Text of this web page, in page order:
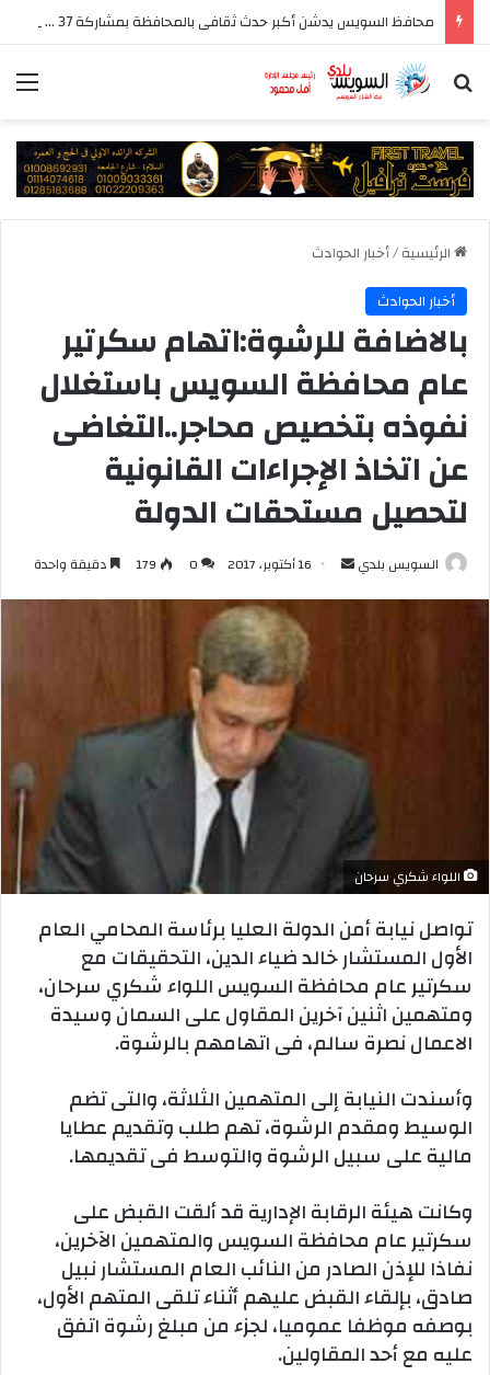
محافظ السويس يدشن أكبر حدث ثقافى بالمحافظة بمشاركة 37 دار نشر مصرية
بحث عن
الرئيسية/أخبار الحوادث
أخبار الحوادث
بالاضافة للرشوة:اتهام سكرتير
عام محافظة السويس باستغلال
نفوذه بتخصيص محاجر..التغاضى
عن اتخاذ الإجراءات القانونية
لتحصيل مستحقات الدولة
السويس بلدي
أرسل 16 أكتوبر، 2017 0
179 دقيقة واحدة
اللواء شكري سرحان
تواصل نيابة أمن الدولة العليا برئاسة المحامي العام
الأول المستشار خالد ضياء الدين، التحقيقات مع
سكرتير عام محافظة السويس اللواء شكري سرحان،
ومتهمين اثنين آخرين المقاول على السمان وسيدة
الاعمال نصرة سالم، فى اتهامهم بالرشوة.
وأسندت النيابة إلى المتهمين الثلاثة، والتى تضم
الوسيط ومقدم الرشوة، تهم طلب وتقديم عطايا
مالية على سبيل الرشوة والتوسط فى تقديمها.
وكانت هيئة الرقابة الإدارية قد ألقت القبض على
سكرتير عام محافظة السويس والمتهمين الآخرين،
نفاذا للإذن الصادر من النائب العام المستشار نبيل
صادق، بإلقاء القبض عليهم أثناء تلقى المتهم الأول،
بوصفه موظفا عموميا، لجزء من مبلغ رشوة اتفق
عليه مع أحد المقاولين.